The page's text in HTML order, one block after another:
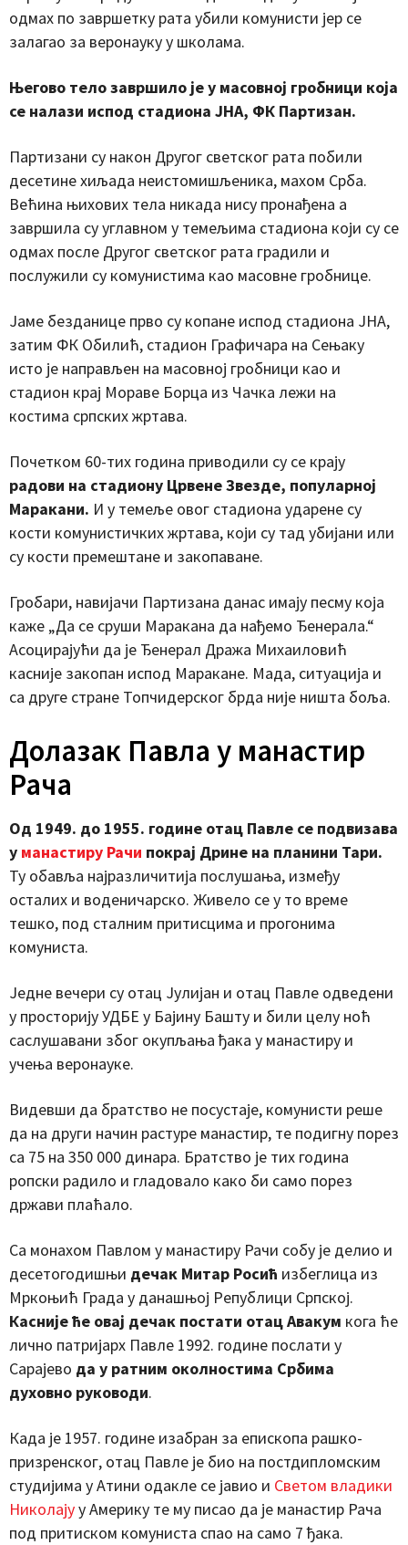
одмах по завршетку рата убили комунисти јер се
залагао за веронауку у школама.
Његово тело завршило је у масовној гробници која
се налази испод стадиона ЈНА, ФК Партизан.
Партизани су након Другог светског рата побили
десетине хиљада неистомишљеника, махом Срба.
Већина њихових тела никада нису пронађена а
завршила су углавном у темељима стадиона који су се
одмах после Другог светског рата градили и
послужили су комунистима као масовне гробнице.
Јаме безданице прво су копане испод стадиона ЈНА,
затим ФК Обилић, стадион Графичара на Сењаку
исто је направљен на масовној гробници као и
стадион крај Мораве Борца из Чачка лежи на
костима српских жртава.
Почетком 60-тих година приводили су се крају
радови на стадиону Црвене Звезде, популарној
Маракани. И у темеље овог стадиона ударене су
кости комунистичких жртава, који су тад убијани или
су кости премештане и закопаване.
Гробари, навијачи Партизана данас имају песму која
каже „Да се сруши Маракана да нађемо Ђенерала.“
Асоцирајући да је Ђенерал Дража Михаиловић
касније закопан испод Маракане. Мада, ситуација и
са друге стране Топчидерског брда није ништа боља.
Долазак Павла у манастир
Рача
Од 1949. до 1955. године отац Павле се подвизава
у манастиру Рачи покрај Дрине на планини Тари.
Ту обавља најразличитија послушања, између
осталих и воденичарско. Живело се у то време
тешко, под сталним притисцима и прогонима
комуниста.
Једне вечери су отац Јулијан и отац Павле одведени
у просторију УДБЕ у Бајину Башту и били целу ноћ
саслушавани због окупљања ђака у манастиру и
учења веронауке.
Видевши да братство не посустаје, комунисти реше
да на други начин растуре манастир, те подигну порез
са 75 на 350 000 динара. Братство је тих година
ропски радило и гладовало како би само порез
држави плаћало.
Са монахом Павлом у манастиру Рачи собу је делио и
десетогодишњи дечак Митар Росић избеглица из
Мркоњић Града у данашњој Републици Српској.
Касније ће овај дечак постати отац Авакум кога ће
лично патријарх Павле 1992. године послати у
Сарајево да у ратним околностима Србима
духовно руководи.
Када је 1957. године изабран за епископа рашко-
призренског, отац Павле је био на постдипломским
студијима у Атини одакле се јавио и Светом владики
Николајуу Америку те му писао да је манастир Рача
под притиском комуниста спао на само 7 ђака.